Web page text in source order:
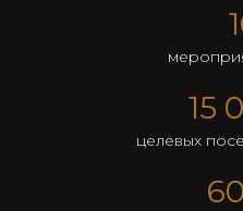
15
целевых